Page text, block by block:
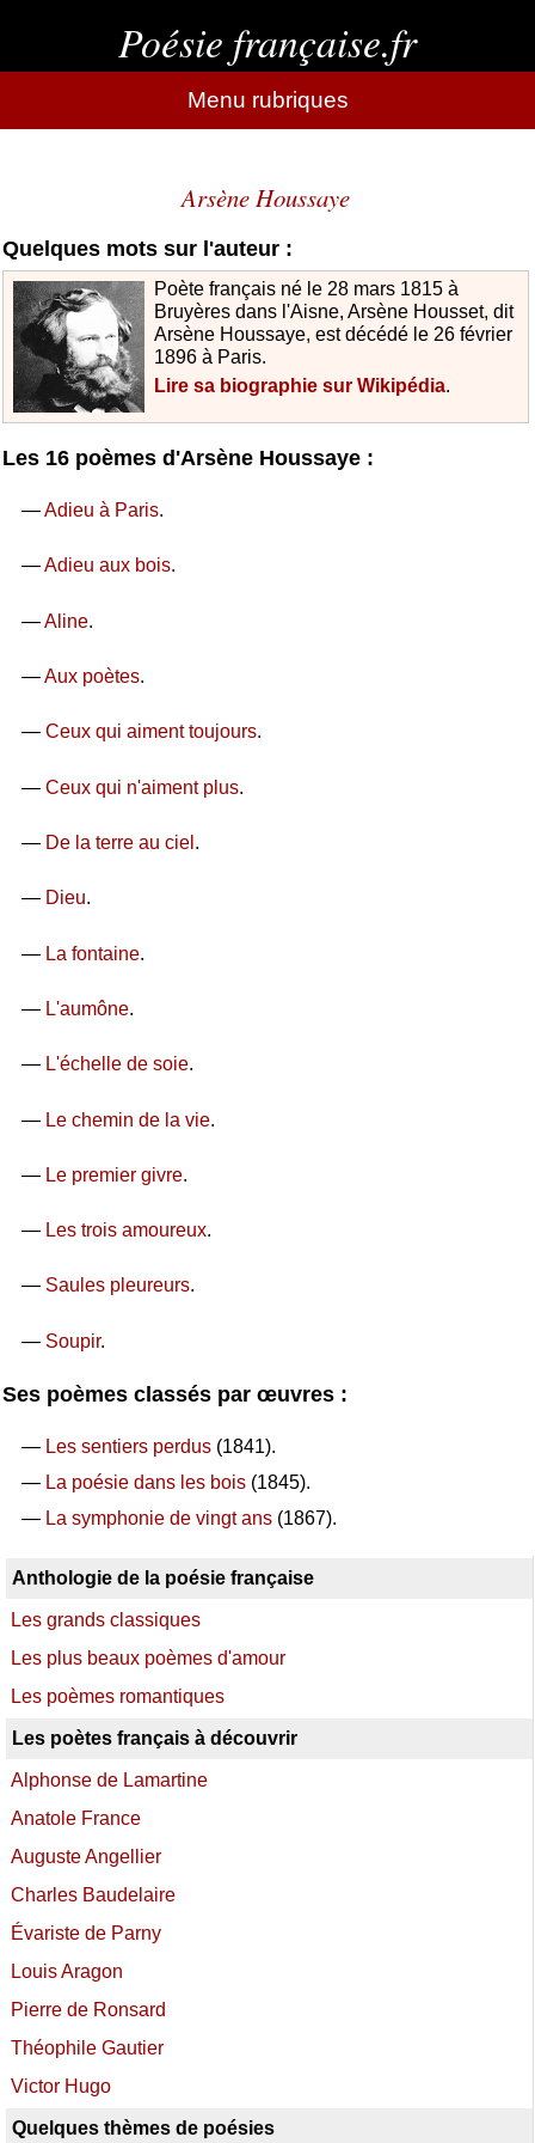
Poésie française.fr
Menu rubriques
Arsène Houssaye
Quelques mots sur l'auteur :
Poète français né le 28 mars 1815 à
Bruyères dans l'Aisne, Arsène Housset, dit
Arsène Houssaye, est décédé le 26 février
1896 à Paris.
Lire sa biographie sur Wikipédia.
Les 16 poèmes d'Arsène Houssaye :
—Adieu à Paris.
—Adieu aux bois.
—Aline.
—Aux poètes.
— Ceux qui aiment toujours.
— Ceux qui n'aiment plus.
— De la terre au ciel .
— Dieu.
— La fontaine.
— L'aumône.
— L'échelle de soie.
— Le chemin de la vie.
— Le premier givre.
— Les trois amoureux.
— Saules pleureurs.
— Soupir.
Ses poèmes classés par œuvres :
— Les sentiers perdus(1841).
— La poésie dans les bois(1845).
— La symphonie de vingt ans(1867).
Anthologie de la poésie française
Les grands classiques
Les plus beaux poèmes d'amour
Les poèmes romantiques
Les poètes français à découvrir
Alphonse de Lamartine
Anatole France
Auguste Angellier
Charles Baudelaire
Évariste de Parny
Louis Aragon
Pierre de Ronsard
Théophile Gautier
Victor Hugo
Quelques thèmes de poésies